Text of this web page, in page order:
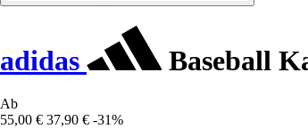
adidas Baseball
Ab
55,00 € 37,90 € -31%